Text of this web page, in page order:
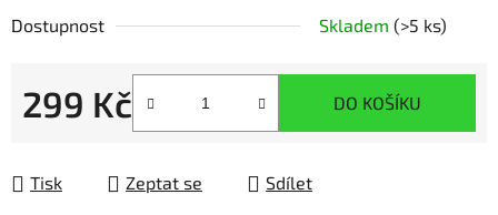
Dostupnost Skladem (>5 ks)
299 Kč DO KOŠÍKU
Tisk Zeptat se Sdílet